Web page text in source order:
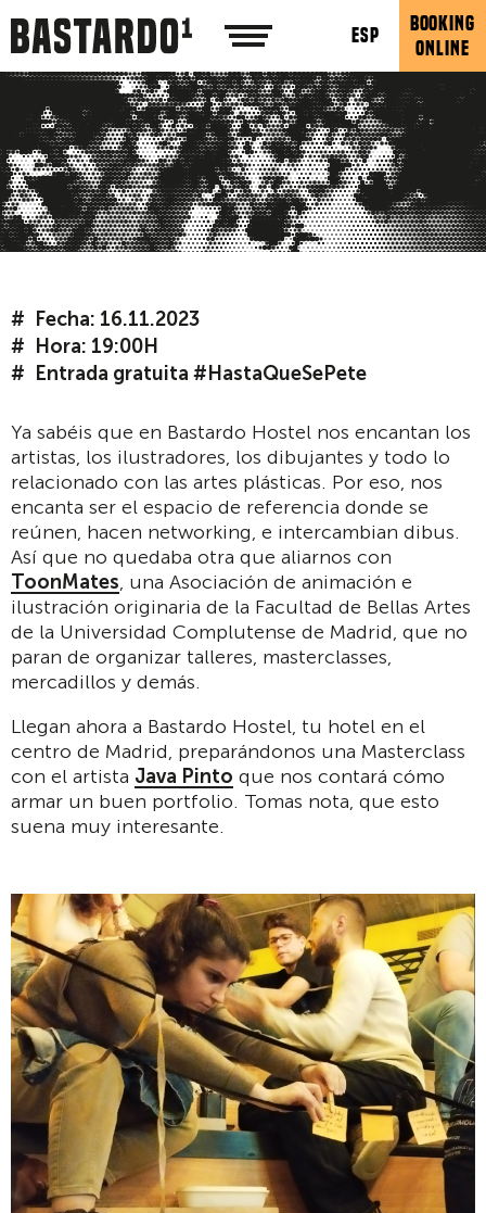
ESP
BOOKING
ONLINE
Fecha: 16.11.2023
Hora: 19:00H
Entrada gratuita #HastaQueSePete
Ya sabéis que en Bastardo Hostel nos encantan los
artistas, los ilustradores, los dibujantes y todo lo
relacionado con las artes plásticas. Por eso, nos
encanta ser el espacio de referencia donde se
reúnen, hacen networking, e intercambian dibus.
Así que no quedaba otra que aliarnos con
ToonMates, una Asociación de animación e
ilustración originaria de la Facultad de Bellas Artes
de la Universidad Complutense de Madrid, que no
paran de organizar talleres, masterclasses,
mercadillos y demás.
Llegan ahora a Bastardo Hostel, tu hotel en el
centro de Madrid, preparándonos una Masterclass
con el artista Java Pinto que nos contará cómo
armar un buen portfolio. Tomas nota, que esto
suena muy interesante.